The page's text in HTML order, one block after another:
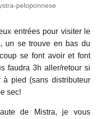
peloponnese
entrées pour visiter le
un se trouve en bas du
se font avoir et font
faudra 3h aller/retour si
à pied (sans distributeur
sec!
de Mistra, je vous